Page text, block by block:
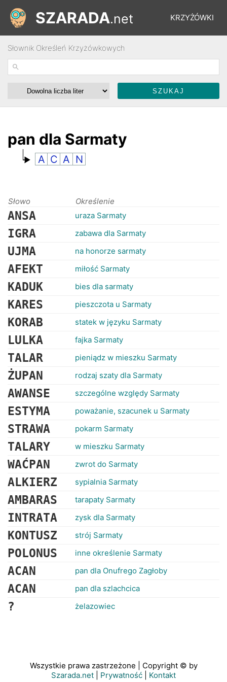
KRZYŻÓWKI
ŁAMIGŁÓWKI
SZARADA.net
Słownik Określeń Krzyżówkowych
pan dla Sarmaty
A C A N
Słowo Określenie
ANSA uraza Sarmaty
IGRA zabawa dla Sarmaty
UJMA na honorze sarmaty
AFEKT miłość Sarmaty
KADUK bies dla sarmaty
KARES pieszczota u Sarmaty
KORAB statek w języku Sarmaty
LULKA fajka Sarmaty
TALAR pieniądz w mieszku Sarmaty
ŻUPAN rodzaj szaty dla Sarmaty
AWANSE szczególne względy Sarmaty
ESTYMA poważanie, szacunek u Sarmaty
STRAWA pokarm Sarmaty
TALARY w mieszku Sarmaty
WAĆPAN zwrot do Sarmaty
ALKIERZ sypialnia Sarmaty
AMBARAS tarapaty Sarmaty
INTRATA zysk dla Sarmaty
KONTUSZ strój Sarmaty
POLONUS inne określenie Sarmaty
ACAN pan dla Onufrego Zagłoby
ACAN pan dla szlachcica
? żelazowiec
Wszystkie prawa zastrzeżone | Copyright © by
Szarada.net
Prywatność Kontakt